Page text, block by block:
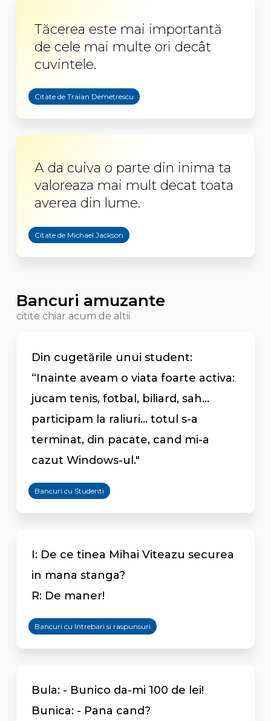
Tăcerea este mai importantă
de cele mai multe ori decât
cuvintele.
Citate de Traian Demetrescu
A da cuiva o parte din inima ta
valoreaza mai mult decat toata
averea din lume.
Citate de Michael Jackson
Bancuri amuzante
citite chiar acum de altii
Din cugetările unui student:
“Inainte aveam o viata foarte activa:
jucam tenis, fotbal, biliard, sah...
participam la raliuri... totul s-a
terminat, din pacate, cand mi-a
cazut Windows-ul."
Bancuri cu Studenti
I: De ce tinea Mihai Viteazu securea
in mana stanga?
R: De maner!
Bancuri cu Intrebari si raspunsuri
Bula: - Bunico da-mi 100 de lei!
Bunica: - Pana cand?